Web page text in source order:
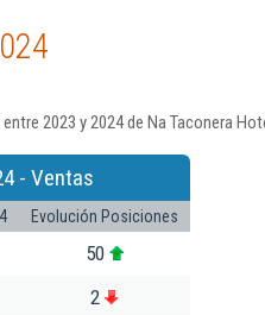
2023 y 2024 de Na Taconera
- Ventas
Evolución Posiciones
50
2